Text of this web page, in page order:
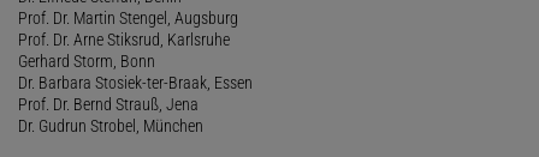
Prof. Dr. Martin Stengel, Augsburg
Prof. Dr. Arne Stiksrud, Karlsruhe
Gerhard Storm, Bonn
Dr. Barbara Stosiek-ter-Braak, Essen
Prof. Dr. Bernd Strauß, Jena
Dr. Gudrun Strobel, München